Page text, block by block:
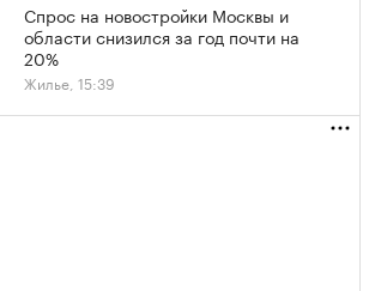
Спрос на новостройки Москвы и
области снизился за год почти на
20%
Жилье, 15:39